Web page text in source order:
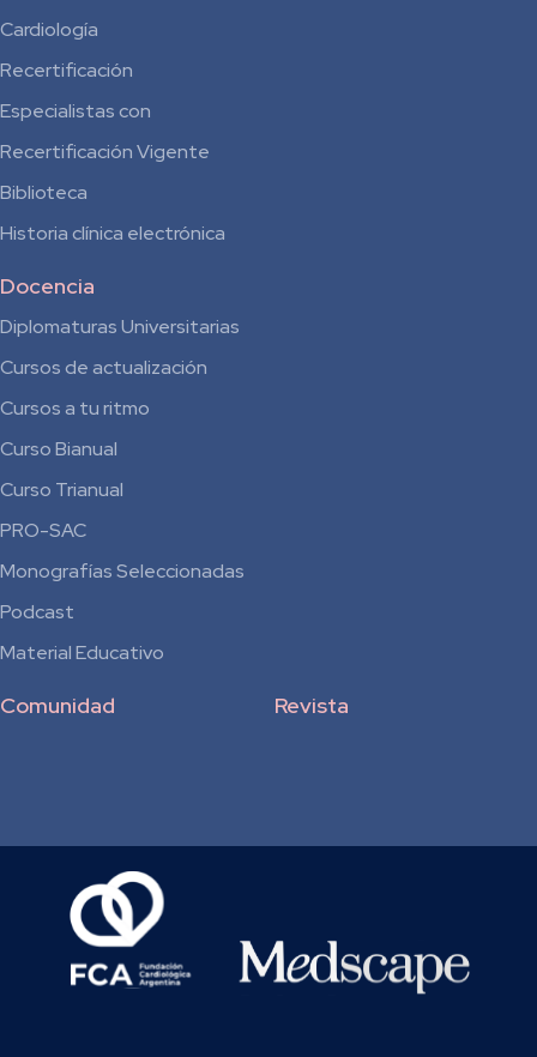
Cardiología
Recertificación
Especialistas con
Recertificación Vigente
Biblioteca
Historia clínica electrónica
Docencia
Diplomaturas Universitarias
Cursos de actualización
Cursos a tu ritmo
Curso Bianual
para
Residentes
Curso Trianual
PRO-SAC
Monografías Seleccionadas
Podcast
Material Educativo
Revista
Comunidad